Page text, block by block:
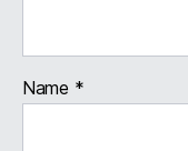
Name *